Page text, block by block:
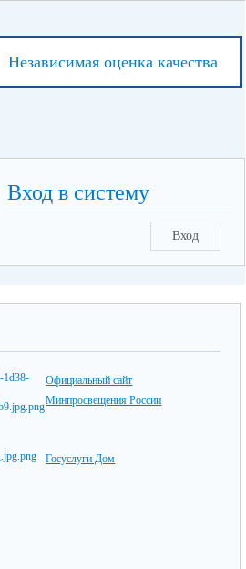
Независимая оценка качества
Вход в систему
Вход
Официальный сайт
Минпросвещения России
Госуслуги Дом